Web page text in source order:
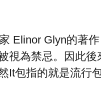
Elinor Glyn的著
視為禁忌。因此後
It包指的就是流行包